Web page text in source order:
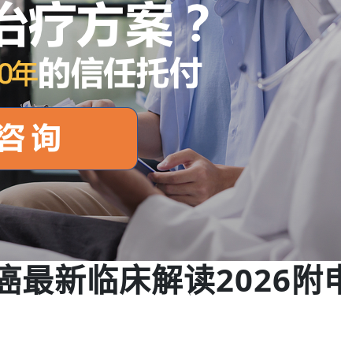
最新临床解读2026附